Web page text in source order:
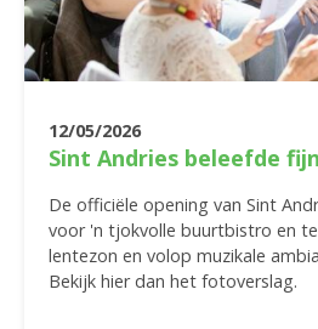
12/05/2026
Sint Andries beleefde
De officiële opening van Sint
voor 'n tjokvolle buurtbistro en
lentezon en volop muzikale
Bekijk hier dan het fotoverslag.